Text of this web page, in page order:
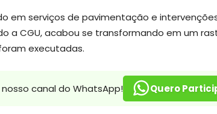
em serviços de pavimentação e
a CGU, acabou se transformando em um
executadas.
canal do WhatsApp! Quero